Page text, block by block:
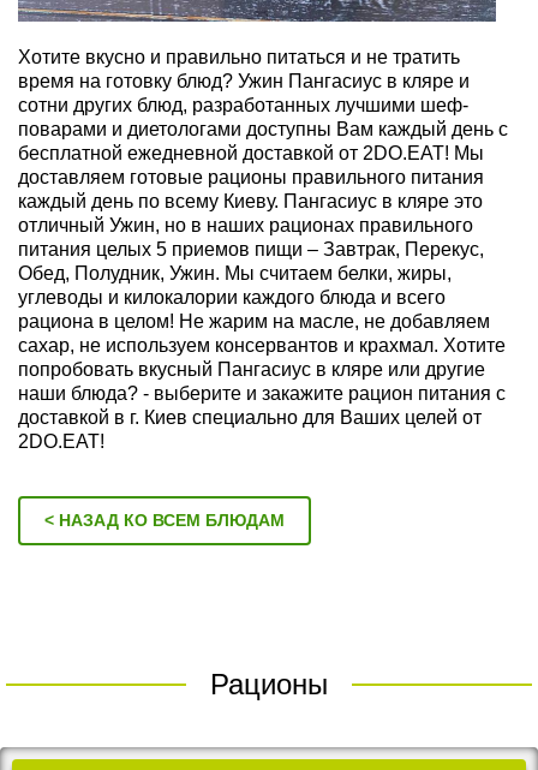
Хотите вкусно и правильно питаться и не тратить
время на готовку блюд? Ужин Пангасиус в кляре и
сотни других блюд, разработанных лучшими шеф-
поварами и диетологами доступны Вам каждый день с
бесплатной ежедневной доставкой от 2DO.EAT! Мы
доставляем готовые рационы правильного питания
каждый день по всему Киеву. Пангасиус в кляре это
отличный Ужин, но в наших рационах правильного
питания целых 5 приемов пищи – Завтрак, Перекус,
Обед, Полудник, Ужин. Мы считаем белки, жиры,
углеводы и килокалории каждого блюда и всего
рациона в целом! Не жарим на масле, не добавляем
сахар, не используем консервантов и крахмал. Хотите
попробовать вкусный Пангасиус в кляре или другие
наши блюда? - выберите и закажите рацион питания с
доставкой в г. Киев специально для Ваших целей от
2DO.EAT!
< НАЗАД КО ВСЕМ БЛЮДАМ
Рационы